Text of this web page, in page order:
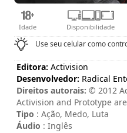
Idade Disponibilidade
Use seu celular como
Editora: Activision
Desenvolvedor: Radical
Direitos autorais: © 2012
Activision and Prototype
Activision Publishing, Inc.
icon is a registered
Tipo : Ação, Medo, Luta
Áudio : Inglês